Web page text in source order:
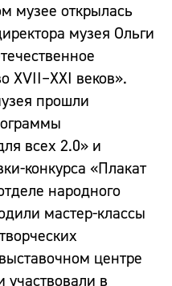
музее открылась
музея Ольги
ХVII–XXI веков».
прошли
всех 2.0» и
конкурса «Плакат
народного
мастер-классы
центре
участвовали в